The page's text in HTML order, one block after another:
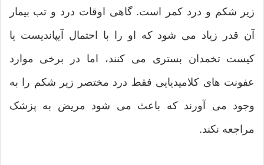
زیر شکم و درد کمر است. گاهی اوقات درد و تب بیمار
آن قدر زیاد می شود که او را با احتمال آیپاندیست یا
کیست تخمدان بستری می کنند، اما در برخی موارد
عفونت های کلامیدیایی فقط درد مختصر زیر شکم را به
وجود می آورند که باعث می شود مریض به پزشک
مراجعه نکند.